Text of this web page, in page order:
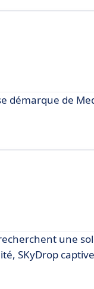
démarque de
une
SKyDrop